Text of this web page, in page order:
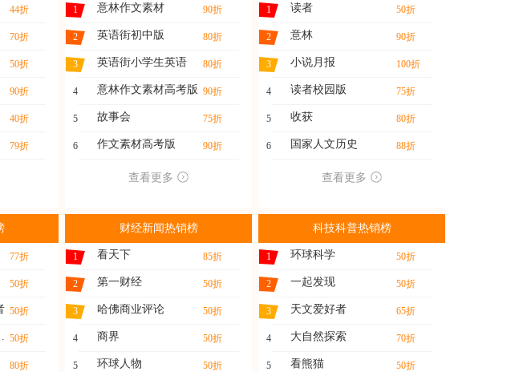
44折
70折
50折
90折
40折
79折
1 意林作文素材 90折
2 英语街初中版 80折
3 英语街小学生英语 80折
4 意林作文素材高考版 90折
5 故事会 75折
6 作文素材高考版 90折
查看更多
1 读者 50折
2 意林 90折
3 小说月报 100折
4 读者校园版 75折
5 收获 80折
6 国家人文历史 88折
查看更多
77折
50折
50折
50折
80折
财经新闻热销榜
1 看天下 85折
2 第一财经 50折
3 哈佛商业评论 50折
4 商界 50折
5 环球人物 50折
科技科普热销榜
1 环球科学 50折
2 一起发现 50折
3 天文爱好者 65折
4 大自然探索 70折
5 看熊猫 50折